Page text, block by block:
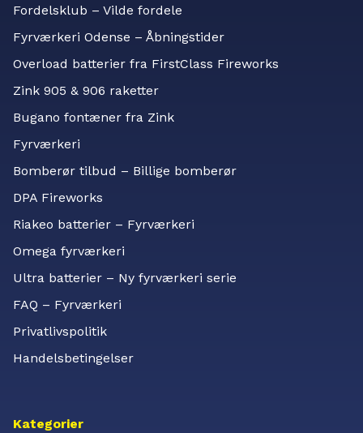
Fordelsklub – Vilde fordele
Fyrværkeri Odense – Åbningstider
Overload batterier fra FirstClass Fireworks
Zink 905 & 906 raketter
Bugano fontæner fra Zink
Fyrværkeri
Bomberør tilbud – Billige bomberør
DPA Fireworks
Riakeo batterier – Fyrværkeri
Omega fyrværkeri
Ultra batterier – Ny fyrværkeri serie
FAQ – Fyrværkeri
Privatlivspolitik
Handelsbetingelser
Kategorier